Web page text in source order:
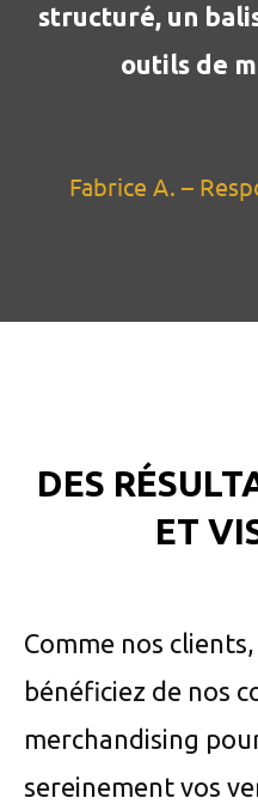
structuré, un
outils de
Fabrice A. –
DES
ET
Comme nos
bénéficiez de nos
merchandising
sereinement vos